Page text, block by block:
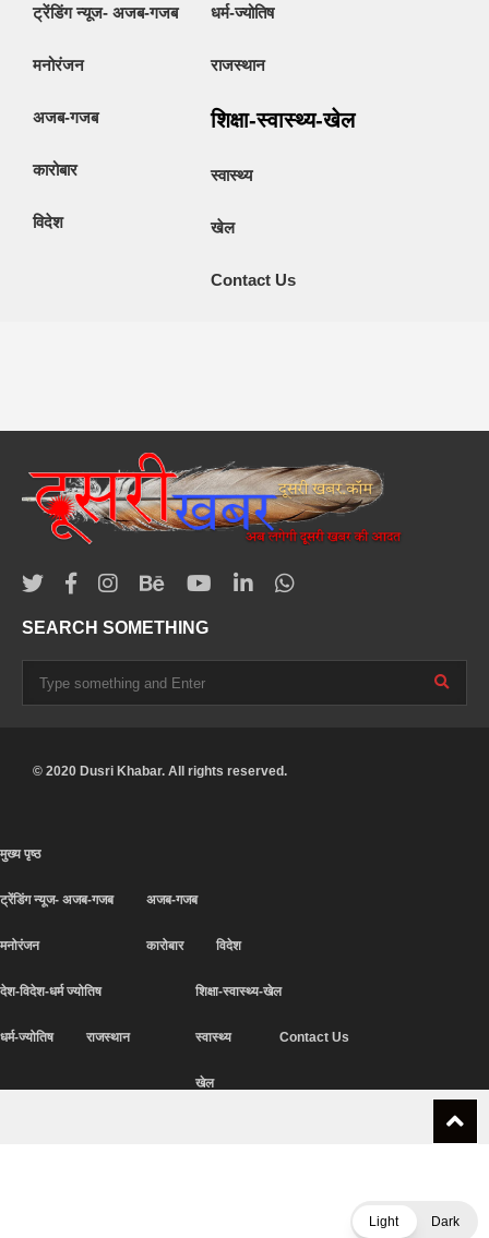
ट्रेंडिंग न्यूज- अजब-गजब
मनोरंजन
अजब-गजब
कारोबार
विदेश
धर्म-ज्योतिष
राजस्थान
शिक्षा-स्वास्थ्य-खेल
स्वास्थ्य
खेल
Contact Us
SEARCH SOMETHING
© 2020 Dusri Khabar. All rights reserved.
मुख्य पृष्ठ
ट्रेंडिंग न्यूज- अजब-गजब
मनोरंजन
अजब-गजब
कारोबार विदेश
देश-विदेश-धर्म ज्योतिष
धर्म-ज्योतिष राजस्थान
शिक्षा-स्वास्थ्य-खेल
स्वास्थ्य
खेल
Contact Us
Light Dark